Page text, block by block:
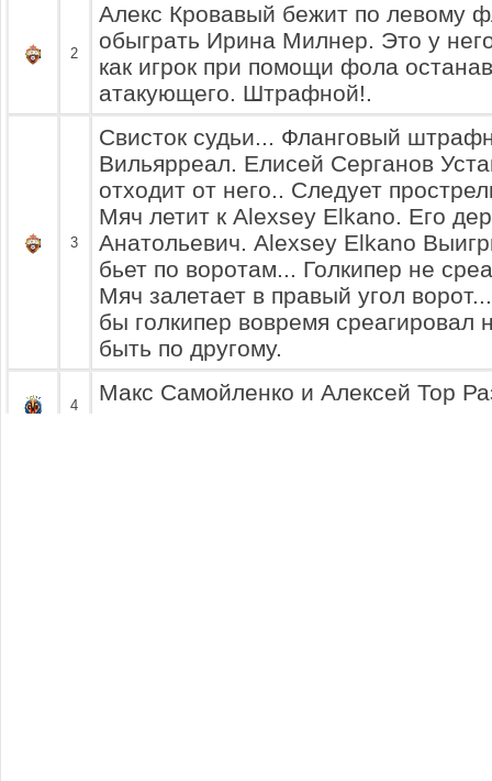
2
Алекс Кровавый бежит по левому
обыграть Ирина Милнер. Это у
как игрок при помощи фола
атакующего. Штрафной!.
3
Свисток судьи... Фланговый
Вильярреал. Елисей Серганов
отходит от него.. Следует
Мяч летит к Alexsey Elkano. Его
Анатольевич. Alexsey Elkano
бьет по воротам... Голкипер не
Мяч залетает в правый угол
бы голкипер вовремя среагировал
быть по другому.
4
Макс Самойленко и Алексей Тор